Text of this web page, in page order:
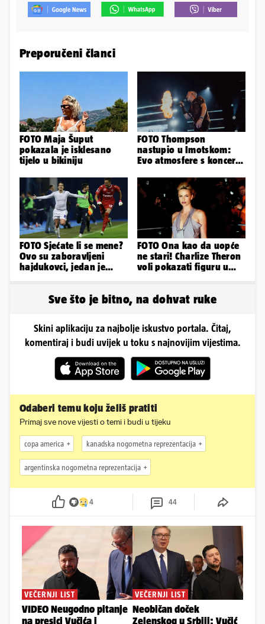
Preporučeni članci
FOTO Maja Šuput
pokazala je isklesano
tijelo u bikiniju
FOTO Thompson
nastupio u Imotskom:
Evo atmosfere s koncerta
FOTO Sjećate li se mene?
Ovo su zaboravljeni
hajdukovci, jedan je
FOTO Ona kao da uopće
ne stari! Charlize Theron
voli pokazati figuru u
Sve što je bitno, na dohvat ruke
Skini aplikaciju za najbolje iskustvo portala. Čitaj,
komentiraj i budi uvijek u toku s najnovijim vijestima.
Odaberi temu koju želiš pratiti
Primaj sve nove vijesti o temi i budi u tijeku
copa america kanadska nogometna reprezentacija
argentinska nogometna reprezentacija
4 44